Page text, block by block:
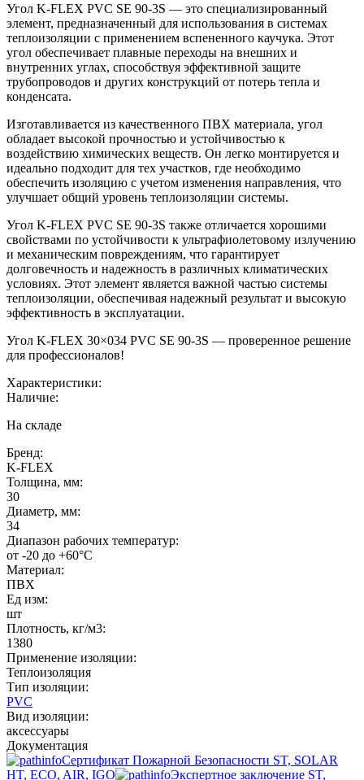
Угол K-FLEX PVC SE 90-3S — это специализированный
элемент, предназначенный для использования в системах
теплоизоляции с применением вспененного каучука. Этот
угол обеспечивает плавные переходы на внешних и
внутренних углах, способствуя эффективной защите
трубопроводов и других конструкций от потерь тепла и
конденсата.
Изготавливается из качественного ПВХ материала, угол
обладает высокой прочностью и устойчивостью к
воздействию химических веществ. Он легко монтируется и
идеально подходит для тех участков, где необходимо
обеспечить изоляцию с учетом изменения направления, что
улучшает общий уровень теплоизоляции системы.
Угол K-FLEX PVC SE 90-3S также отличается хорошими
свойствами по устойчивости к ультрафиолетовому излучению
и механическим повреждениям, что гарантирует
долговечность и надежность в различных климатических
условиях. Этот элемент является важной частью системы
теплоизоляции, обеспечивая надежный результат и высокую
эффективность в эксплуатации.
Угол K-FLEX 30×034 PVC SE 90-3S — проверенное решение
для профессионалов!
Характеристики:
Наличие:
На складе
Бренд:
K-FLEX
Толщина, мм:
30
Диаметр, мм:
34
Диапазон рабочих температур:
от -20 до +60°C
Материал:
ПВХ
Ед изм:
шт
Плотность, кг/м3:
1380
Применение изоляции:
Теплоизоляция
Тип изоляции:
PVC
Вид изоляции:
аксессуары
Документация
Сертификат Пожарной Безопасности ST, SOLAR
HT, ECO, AIR, IGO
Экспертное заключение ST,